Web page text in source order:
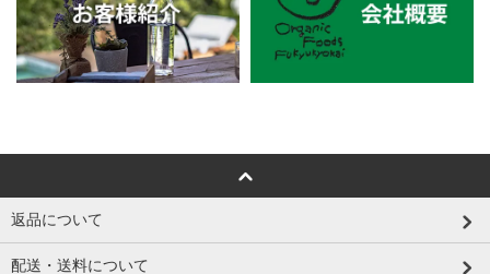
返品について
配送・送料について